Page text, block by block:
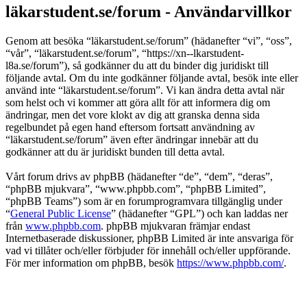
läkarstudent.se/forum - Användarvillkor
Genom att besöka “läkarstudent.se/forum” (hädanefter “vi”, “oss”,
“vår”, “läkarstudent.se/forum”, “https://xn--lkarstudent-
l8a.se/forum”), så godkänner du att du binder dig juridiskt till
följande avtal. Om du inte godkänner följande avtal, besök inte eller
använd inte “läkarstudent.se/forum”. Vi kan ändra detta avtal när
som helst och vi kommer att göra allt för att informera dig om
ändringar, men det vore klokt av dig att granska denna sida
regelbundet på egen hand eftersom fortsatt användning av
“läkarstudent.se/forum” även efter ändringar innebär att du
godkänner att du är juridiskt bunden till detta avtal.
Vårt forum drivs av phpBB (hädanefter “de”, “dem”, “deras”,
“phpBB mjukvara”, “www.phpbb.com”, “phpBB Limited”,
“phpBB Teams”) som är en forumprogramvara tillgänglig under
“General Public License” (hädanefter “GPL”) och kan laddas ner
från www.phpbb.com. phpBB mjukvaran främjar endast
Internetbaserade diskussioner, phpBB Limited är inte ansvariga för
vad vi tillåter och/eller förbjuder för innehåll och/eller uppförande.
För mer information om phpBB, besök https://www.phpbb.com/.